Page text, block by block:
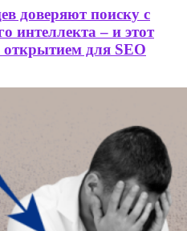
доверяют поиску с
интеллекта – и этот
для SEO